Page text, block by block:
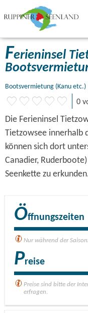
Ferieninsel
Bootsvermietung (Kanu etc.)
0
Die Ferieninsel
Tietzowsee innerhalb
können sich dort
Canadier,
Seenkette zu
Öffnungszeiten
Nur während der
Preise
Preise sind bitte der
erfragen.